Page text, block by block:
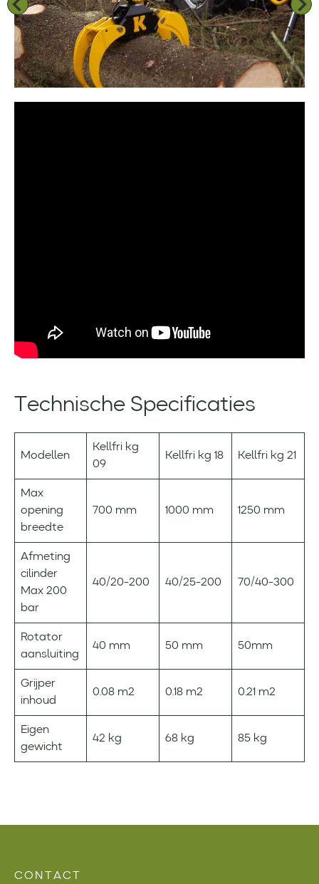
Technische Specificaties
Modellen
Kellfri kg
09
Kellfri kg 18 Kellfri kg 21
Max
opening
breedte
700 mm 1000 mm 1250 mm
Afmeting
cilinder
Max 200
bar
40/20-200 40/25-200 70/40-300
Rotator
aansluiting
40 mm 50 mm 50mm
Grijper
inhoud
0.08 m2 0.18 m2 0.21 m2
Eigen
gewicht
42 kg 68 kg 85 kg
CONTACT